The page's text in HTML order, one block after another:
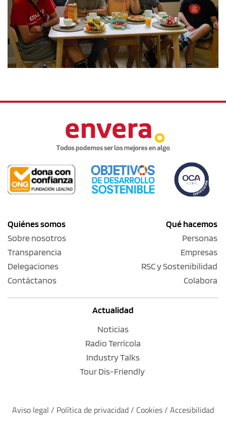
Quiénes somos
Sobre nosotros
Transparencia
Delegaciones
Contáctanos
Qué hacemos
Personas
Empresas
RSC y Sostenibilidad
Colabora
Actualidad
Noticias
Radio Terrícola
Industry Talks
Tour Dis-Friendly
Aviso legal / Política de privacidad / Cookies / Accesibilidad